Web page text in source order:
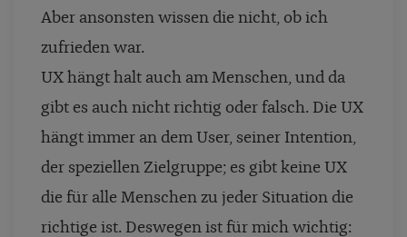
Aber ansonsten wissen die nicht, ob ich
zufrieden war.
UX hängt halt auch am Menschen, und da
gibt es auch nicht richtig oder falsch. Die UX
hängt immer an dem User, seiner Intention,
der speziellen Zielgruppe; es gibt keine UX
die für alle Menschen zu jeder Situation die
richtige ist. Deswegen ist für mich wichtig: